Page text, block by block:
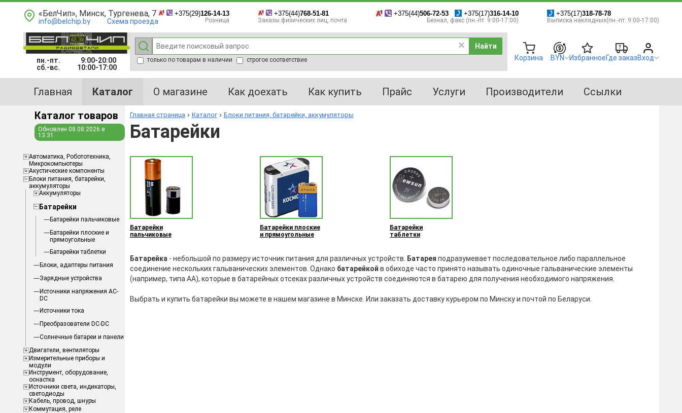
«БелЧип», Минск, Тургенева, 7
info@belchip.by Схема проезда
+375(29)126-14-13
Розница
+375(44)768-51-81
Заказы физических лиц, почта
+375(44)506-72-53 +375(17)316-14-10
Безнал, факс (пн.-пт. 9:00-17:00)
+375(17)318-78-78
Выписка накладных(пн.-пт. 9:00-17:00)
пн.-пт.
9:00-20:00
сб.-вс.
10:00-17:00
Найти
только по товарам в наличии строгое соответствие Корзина BYN ИзбранноеГде заказВход
Главная Каталог О магазине Как доехать Как купить Прайс Услуги Производители
Ссылки
Каталог товаров
Обновлен 08.08.2026 в
13:31
Aвтоматика, Робототехника,
Микрокомпьютеры
Акустические компоненты
Блоки питания, батарейки,
аккумуляторы
Аккумуляторы
Батарейки
Батарейки пальчиковые
Батарейки плоские и
прямоугольные
Батарейки таблетки
Блоки, адаптеры питания
Зарядные устройства
Источники напряжения AC-
DC
Источники тока
Преобразователи DC-DC
Солнечные батареи и панели
Двигатели, вентиляторы
Измерительные приборы и
модули
Инструмент, оборудование,
оснастка
Источники света, индикаторы,
светодиоды
Кабель, провод, шнуры
Коммутация, реле
Главная страница Каталог Блоки питания, батарейки, аккумуляторы
Батарейки
Батарейки
пальчиковые
Батарейки плоские
и прямоугольные
Батарейки
таблетки
Батарейка - небольшой по размеру источник питания для различных устройств. Батарея подразумевает последовательное либо параллельное
соединение нескольких гальванических элементов. Однако батарейкой в обиходе часто принято называть одиночные гальванические элементы
(например, типа АА), которые в батарейных отсеках различных устройств соединяются в батарею для получения необходимого напряжения.
Выбрать и купить батарейки вы можете в нашем магазине в Минске. Или заказать доставку курьером по Минску и почтой по Беларуси.